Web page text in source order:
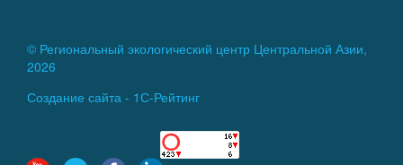
© Региональный экологический центр Центральной Азии,
2026
Создание сайта - 1С-Рейтинг